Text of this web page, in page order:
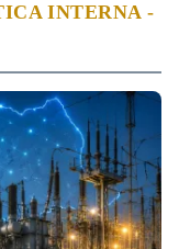
INTERNA -